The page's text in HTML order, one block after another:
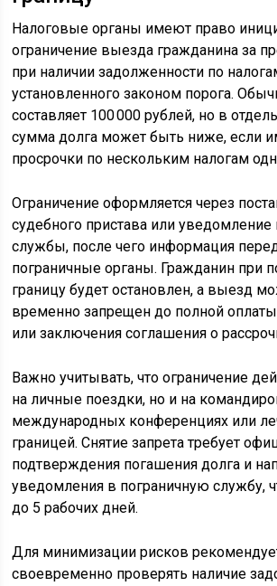
Налоговые органы имеют право
ограничение выезда гражданина за
при наличии задолженности по
установленного законом порога.
составляет 100 000 рублей, но в
сумма долга может быть ниже, если
просрочки по нескольким налогам
Ограничение оформляется через
судебного пристава или уведомление
службы, после чего информация
пограничные органы. Гражданин при
границу будет остановлен, а выезд
временно запрещен до полной
или заключения соглашения о
Важно учитывать, что ограничение
на личные поездки, но и на
международных конференциях или
границей. Снятие запрета требует
подтверждения погашения долга и
уведомления в пограничную службу,
до 5 рабочих дней.
Для минимизации рисков
своевременно проверять наличие